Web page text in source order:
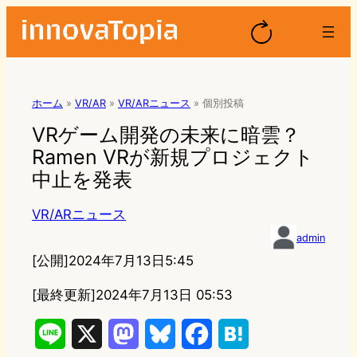
ホーム » VR/AR » VR/ARニュース » 個別投稿
VRゲーム開発の未来に暗雲？
Ramen VRが新規プロジェクト
中止を発表
VR/ARニュース
admin
[公開]2024年7月13日5:45
[最終更新]2024年7月13日 05:53